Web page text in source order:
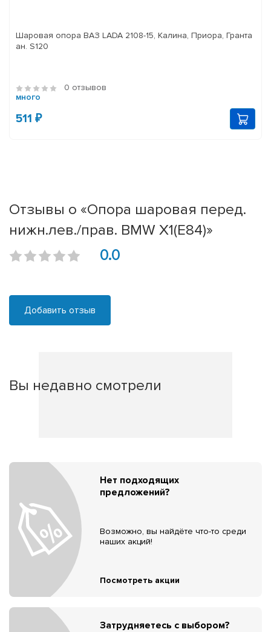
Шаровая опора ВАЗ LADA 2108-15, Калина, Приора, Гранта
ан. S120
0 отзывов
много
511 ₽
Отзывы о «Опора шаровая перед.
нижн.лев./прав. BMW X1(E84)»
0.0
Добавить отзыв
Вы недавно смотрели
Нет подходящих
предложений?
Возможно, вы найдёте что-то среди
наших акций!
Посмотреть акции
Затрудняетесь с выбором?